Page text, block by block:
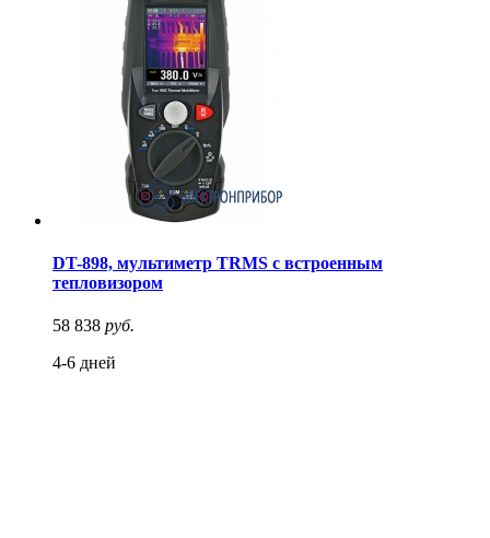
DT-898, мультиметр TRMS с встроенным
тепловизором
58 838 руб.
4-6 дней